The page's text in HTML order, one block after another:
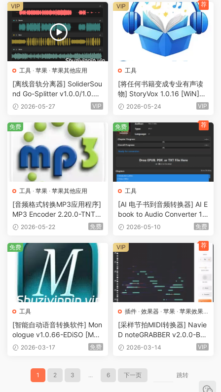
工具 · 苹果 · 苹果其他应用
[离线音轨分离器] SoliderSou
nd Go-Splitter v1.0.0/1.0.6
STANDALONE [WiN, MacO
2026-05-27 VIP
VIP
工具
[将任何书籍变成专业有声读
物] StoryVox 1.0.16 [WiN]
（1.4GB）
2026-05-24 VIP
VIP 荐
工具 · 苹果 · 苹果其他应用
[音频格式转换MP3应用程序]
MP3 Encoder 2.20.0-TNT
[MacOSX]（19MB）
2026-05-22 免费
免费
工具
[AI 电子书到音频转换器] AI E
book to Audio Converter 1.1.
29 [WiN]（1.13GB）
2026-05-10 免费
免费 荐
工具
[智能自动语音转换软件] Mon
ologue v1.0.66-EDiSO [Mac
OSX]（58.9MB）
2026-03-17 免费
免费
插件 · 效果器 · 苹果 · 苹果效果
器
[采样节拍MIDI转换器] Navie
D noteGRABBER v2.0.0-BT
CR [WiN, MacOSX]（47M
2026-03-14 VIP
VIP 荐
1 2 3 ... 6 下一页 跳转